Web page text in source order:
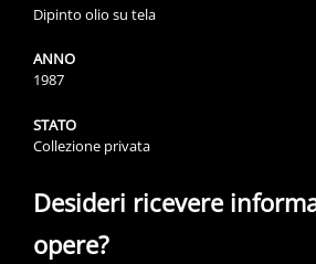
Dipinto olio su tela
ANNO
1987
STATO
Collezione privata
Desideri ricevere
opere?